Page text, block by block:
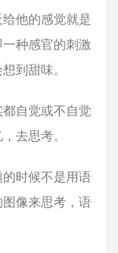
他的感觉就是
种感官的刺激
到甜味。
自觉或不自觉
去思考。
时候不是用语
像来思考，语